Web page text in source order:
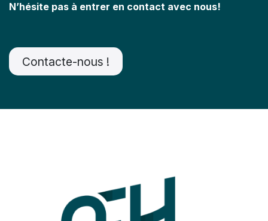
N’hésite pas à entrer en contact avec nous!
Contacte-nous !